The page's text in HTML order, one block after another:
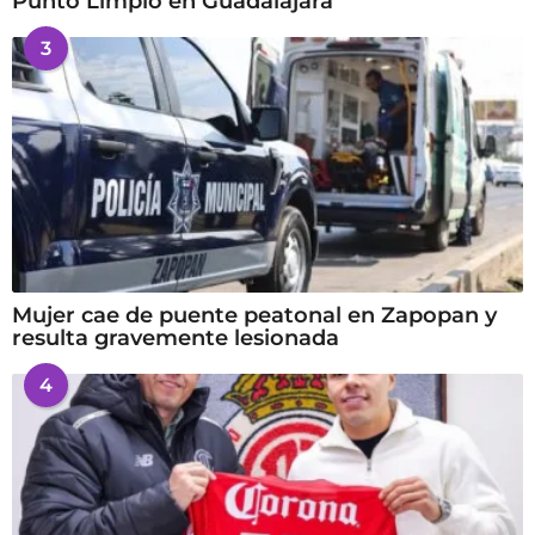
3
Mujer cae de puente peatonal en Zapopan y
resulta gravemente lesionada
4